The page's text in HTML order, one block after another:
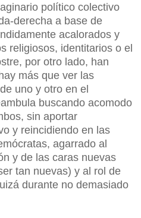
político colectivo
derecha a base de
acalorados y
religiosos, identitarios o el
por otro lado, han
más que ver las
uno y otro en el
buscando acomodo
sin aportar
y reincidiendo en las
agarrado al
y de las caras nuevas
tan nuevas) y al rol de
durante no demasiado